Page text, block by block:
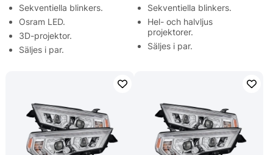
Sekventiella blinkers.
Osram LED.
3D-projektor.
Säljes i par.
Sekventiella blinkers.
Hel- och halvljus
projektorer.
Säljes i par.